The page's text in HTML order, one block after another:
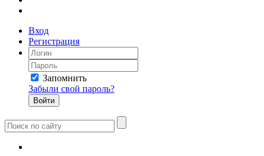
Вход
Регистрация
Запомнить
Забыли свой пароль?